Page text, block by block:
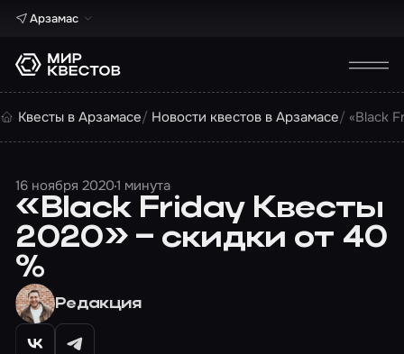
Арзамас
Квесты в Арзамасе Новости квестов в Арзамасе «Black
16 ноября 20201 минута
«Black Friday Квесты
2020» – скидки от 40
%
Редакция